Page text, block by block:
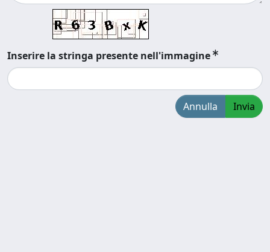
Inserire la stringa presente nell'immagine
Annulla Invia